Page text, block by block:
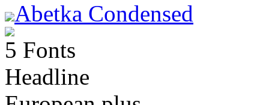
Abetka Condensed
5 Fonts
Headline